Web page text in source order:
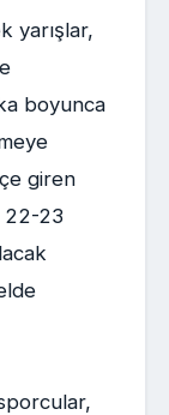
yarışlar,
boyunca
giren
22-23